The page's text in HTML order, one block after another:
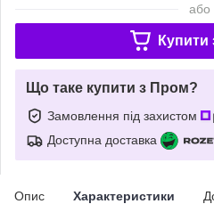
або
Купити
Що таке купити з Пром?
Замовлення під захистом
Доступна доставка
Опис Характеристики